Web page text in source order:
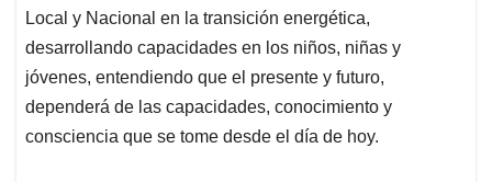
Local y Nacional en la transición energética,
desarrollando capacidades en los niños, niñas y
jóvenes, entendiendo que el presente y futuro,
dependerá de las capacidades, conocimiento y
consciencia que se tome desde el día de hoy.